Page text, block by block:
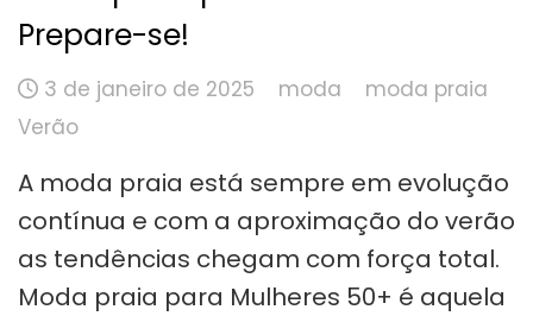
Prepare-se!
3 de janeiro de 2025 moda
moda praia
Verão
A moda praia está sempre em evolução
contínua e com a aproximação do verão
as tendências chegam com força total.
Moda praia para Mulheres 50+ é aquela